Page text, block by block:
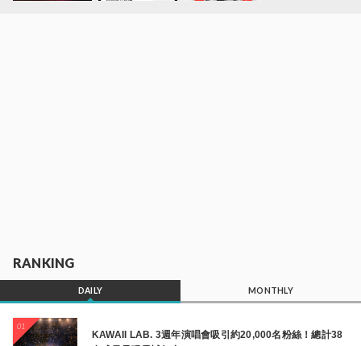
RANKING
DAILY MONTHLY
01
KAWAII LAB. 3週年演唱會吸引約20,000名粉絲！總計38